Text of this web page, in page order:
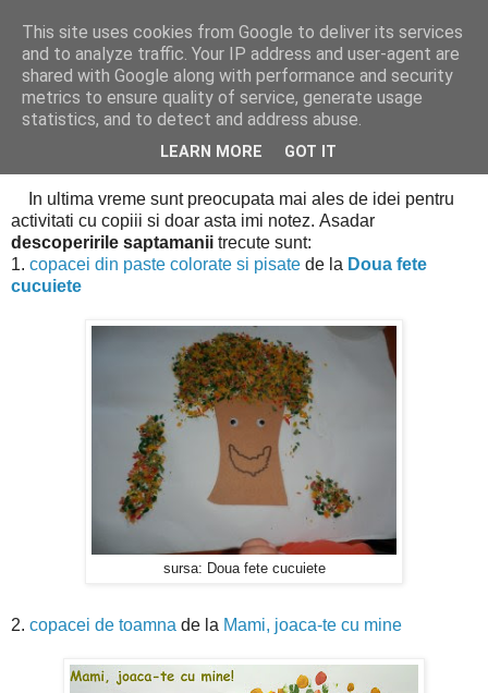
Cealalta realitate
marți, septembrie 18, 2012
Descoperirile saptamanii (4)
In ultima vreme sunt preocupata mai ales de idei pentru
activitati cu copiii si doar asta imi notez. Asadar
descoperirile saptamanii trecute sunt:
1. copacei din paste colorate si pisate de la Doua fete
cucuiete
sursa: Doua fete cucuiete
2. copacei de toamna de la Mami, joaca-te cu mine
This site uses cookies from Google to deliver its services
and to analyze traffic. Your IP address and user-agent are
shared with Google along with performance and security
metrics to ensure quality of service, generate usage
statistics, and to detect and address abuse.
LEARN MORE GOT IT